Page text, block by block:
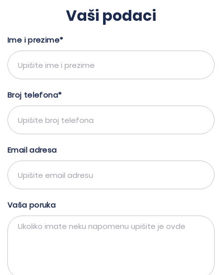
Vaši podaci
Ime i prezime*
Broj telefona*
Email adresa
Vaša poruka